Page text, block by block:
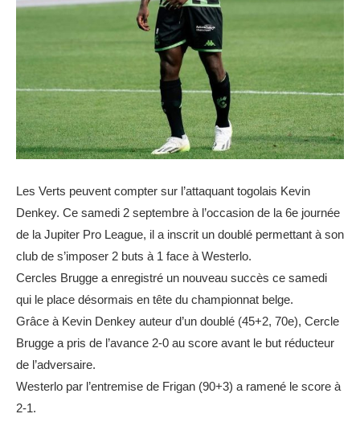
Les Verts peuvent compter sur l’attaquant togolais Kevin
Denkey. Ce samedi 2 septembre à l’occasion de la 6e journée
de la Jupiter Pro League, il a inscrit un doublé permettant à son
club de s’imposer 2 buts à 1 face à Westerlo.
Cercles Brugge a enregistré un nouveau succès ce samedi
qui le place désormais en tête du championnat belge.
Grâce à Kevin Denkey auteur d’un doublé (45+2, 70e), Cercle
Brugge a pris de l’avance 2-0 au score avant le but réducteur
de l’adversaire.
Westerlo par l’entremise de Frigan (90+3) a ramené le score à
2-1.